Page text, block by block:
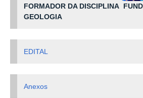
FORMADOR DA DISCIPLINA
GEOLOGIA
EDITAL
Anexos